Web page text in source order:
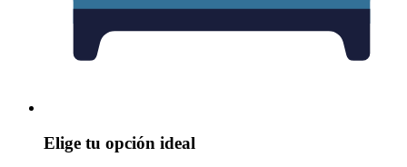
Elige tu opción ideal